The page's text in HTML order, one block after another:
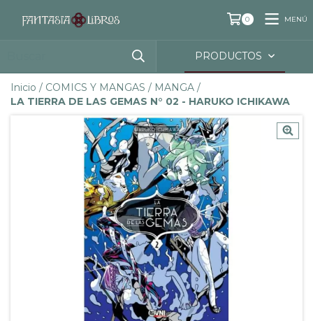
0 MENÚ
PRODUCTOS
Inicio / COMICS Y MANGAS / MANGA /
LA TIERRA DE LAS GEMAS N° 02 - HARUKO ICHIKAWA